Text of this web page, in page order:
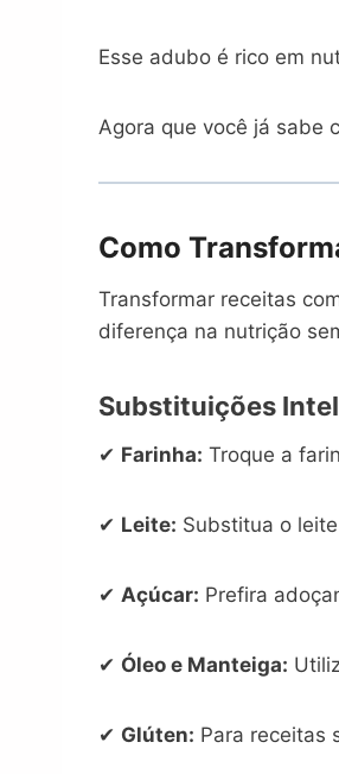
Esse adubo é rico em
Agora que você já sabe
Como
Transformar receitas
diferença na nutrição
Substituições
✔ Farinha: Troque a
✔ Leite: Substitua o
✔ Açúcar: Prefira
✔ Óleo e Manteiga:
✔ Glúten: Para receitas